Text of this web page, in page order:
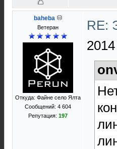
baheba
Ветеран
Откуда: Файне село Ялта
Сообщений: 4 604
Репутация: 197
RE: